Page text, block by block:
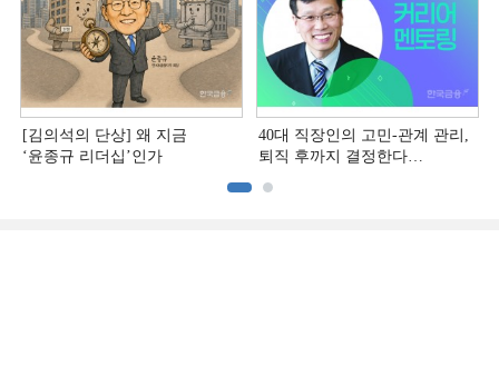
[김의석의 단상] 왜 지금
‘윤종규 리더십’인가
40대 직장인의 고민-관계 관리,
퇴직 후까지 결정한다